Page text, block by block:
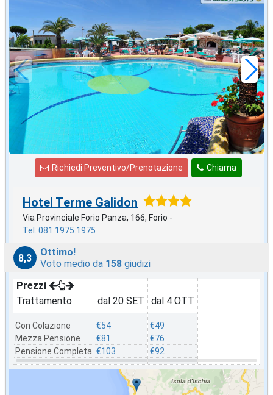
in offerta da
€49,05
a notte
Chiama
Richiedi Preventivo/Prenotazione
Hotel Terme Galidon
Via Provinciale Forio Panza, 166, Forio -
Tel. 081.1975.1975
8,3
Ottimo!
Voto medio da 158 giudizi
Prezzi
Trattamento
Con Colazione
Mezza Pensione
Pensione Completa
dal 20 SET
€54
€81
€103
dal 4 OTT
€49
€76
€92